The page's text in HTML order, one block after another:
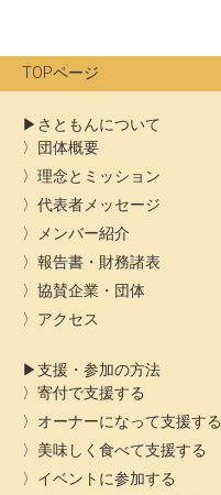
ブ
TOPページ
さともんについて
団体概要
理念とミッション
代表者メッセージ
メンバー紹介
報告書・財務諸表
協賛企業・団体
アクセス
支援・参加の方法
寄付で支援する
オーナーになって支援する
美味しく食べて支援する
イベントに参加する